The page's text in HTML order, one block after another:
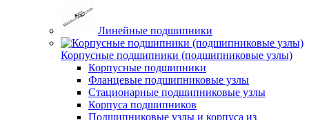
Линейные подшипники
Корпусные подшипники (подшипниковые узлы)
Корпусные подшипники
Фланцевые подшипниковые узлы
Стационарные подшипниковые узлы
Корпуса подшипников
Подшипниковые узлы и корпуса из